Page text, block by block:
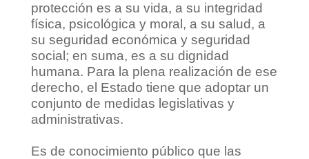
protección es a su vida, a su integridad
física, psicológica y moral, a su salud, a
su seguridad económica y seguridad
social; en suma, es a su dignidad
humana. Para la plena realización de ese
derecho, el Estado tiene que adoptar un
conjunto de medidas legislativas y
administrativas.
Es de conocimiento público que las